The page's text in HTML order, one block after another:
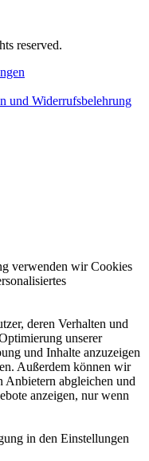
reserved.
und Widerrufsbelehrung
verwenden wir Cookies
deren Verhalten und
unserer
und Inhalte anzuzeigen
Außerdem können wir
Anbietern abgleichen und
anzeigen, nur wenn
in den Einstellungen